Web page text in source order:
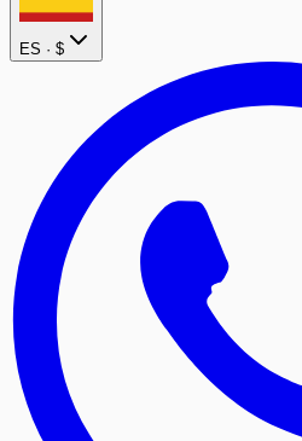
ES · $